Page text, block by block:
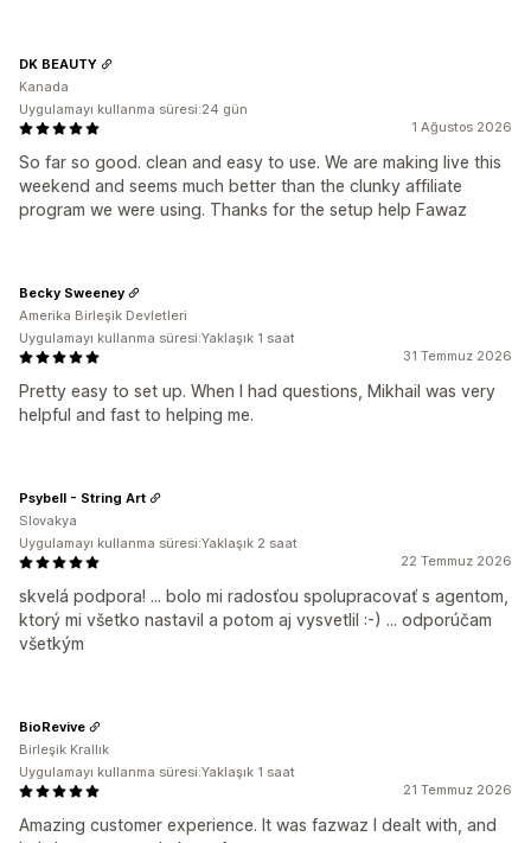
1 Ağustos 2026
So far so good. clean and easy to use. We are making live this
weekend and seems much better than the clunky affiliate
program we were using. Thanks for the setup help Fawaz
DK BEAUTY
Kanada
Uygulamayı kullanma süresi:24 gün
31 Temmuz 2026
Pretty easy to set up. When I had questions, Mikhail was very
helpful and fast to helping me.
Becky Sweeney
Amerika Birleşik Devletleri
Uygulamayı kullanma süresi:Yaklaşık 1 saat
22 Temmuz 2026
skvelá podpora! ... bolo mi radosťou spolupracovať s agentom,
ktorý mi všetko nastavil a potom aj vysvetlil :-) ... odporúčam
všetkým
Psybell - String Art
Slovakya
Uygulamayı kullanma süresi:Yaklaşık 2 saat
21 Temmuz 2026
Amazing customer experience. It was fazwaz I dealt with, and
BioRevive
Birleşik Krallık
Uygulamayı kullanma süresi:Yaklaşık 1 saat